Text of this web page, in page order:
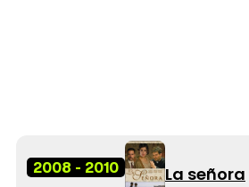
2008 - 2010 La señora